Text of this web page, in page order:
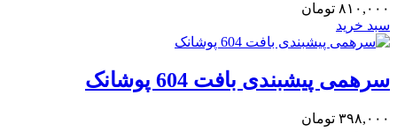
۸۱۰,۰۰۰ تومان
سبد خرید
سرهمی پیشبندی بافت 604 پوشانک
۳۹۸,۰۰۰ تومان